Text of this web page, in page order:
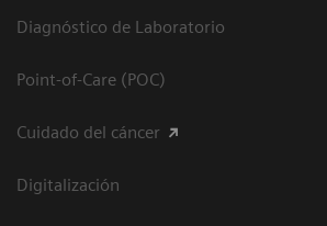
Diagnóstico de Laboratorio
Point-of-Care (POC)
Cuidado del cáncer
Digitalización